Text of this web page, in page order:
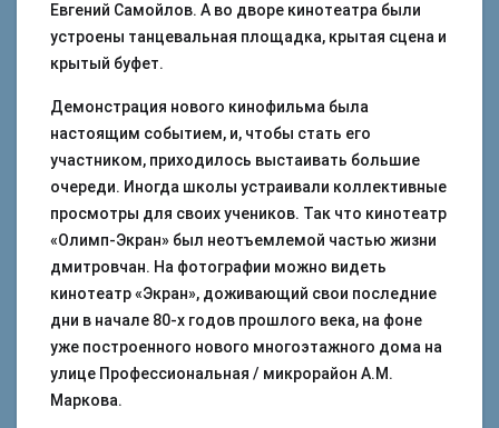
Евгений Самойлов. А во дворе кинотеатра были
устроены танцевальная площадка, крытая сцена и
крытый буфет.
Демонстрация нового кинофильма была
настоящим событием, и, чтобы стать его
участником, приходилось выстаивать большие
очереди. Иногда школы устраивали коллективные
просмотры для своих учеников. Так что кинотеатр
«Олимп-Экран» был неотъемлемой частью жизни
дмитровчан. На фотографии можно видеть
кинотеатр «Экран», доживающий свои последние
дни в начале 80-х годов прошлого века, на фоне
уже построенного нового многоэтажного дома на
улице Профессиональная / микрорайон А.М.
Маркова.